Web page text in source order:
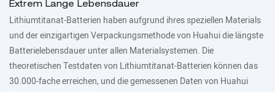
Extrem Lange Lebensdauer
Lithiumtitanat-Batterien haben aufgrund ihres speziellen Materials
und der einzigartigen Verpackungsmethode von Huahui die längste
Batterielebensdauer unter allen Materialsystemen. Die
theoretischen Testdaten von Lithiumtitanat-Batterien können das
30.000-fache erreichen, und die gemessenen Daten von Huahui